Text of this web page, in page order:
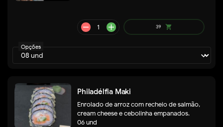
remove add
Opções
Philadélfia Maki
Enrolado de arroz com recheio de salmão,
cream cheese e cebolinha empanados.
06 und